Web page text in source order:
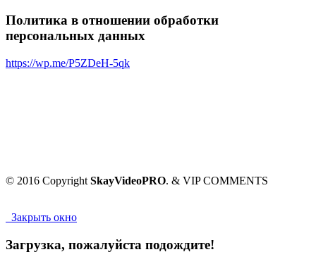
Политика в отношении обработки
персональных данных
https://wp.me/P5ZDeH-5qk
© 2016 Copyright SkayVideoPRO. & VIP COMMENTS
Закрыть окно
Загрузка, пожалуйста подождите!